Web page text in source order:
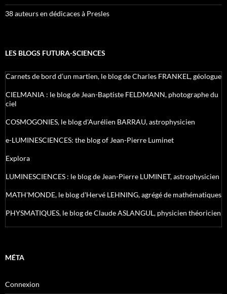
38 auteurs en dédicaces à Presles
LES BLOGS FUTURA-SCIENCES
Carnets de bord d’un martien, le blog de Charles FRANKEL, géologue
CIELMANIA : le blog de Jean-Baptiste FELDMANN, photographe du
ciel
COSMOGONIES, le blog d'Aurélien BARRAU, astrophysicien
e-LUMINESCIENCES: the blog of Jean-Pierre Luminet
Explora
LUMINESCIENCES : le blog de Jean-Pierre LUMINET, astrophysicien
MATH'MONDE, le blog d'Hervé LEHNING, agrégé de mathématiques
PHYSMATIQUES, le blog de Claude ASLANGUL, physicien théoricien
MÉTA
Connexion